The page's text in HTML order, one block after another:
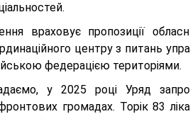
враховує пропозиції
центру з питань
федерацією територіями.
у 2025 році Уряд
громадах. Торік 83